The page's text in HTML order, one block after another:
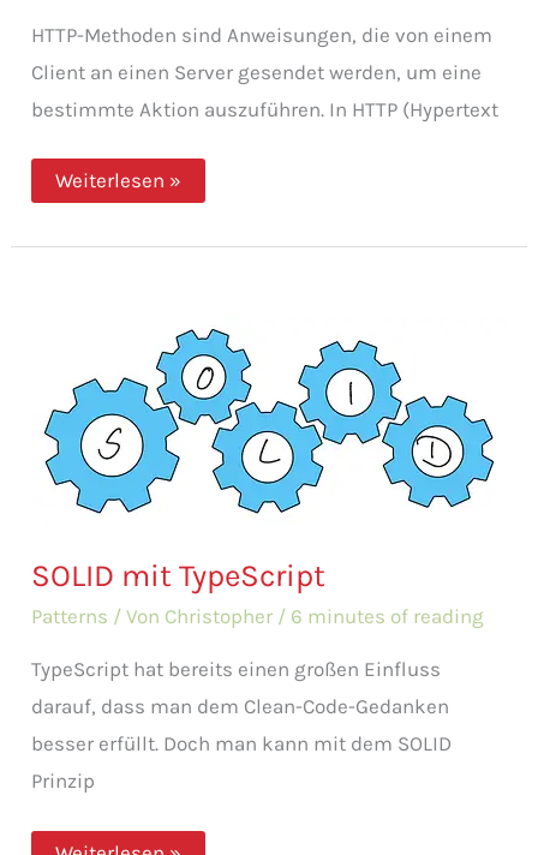
HTTP-Methoden sind Anweisungen, die von einem
Client an einen Server gesendet werden, um eine
bestimmte Aktion auszuführen. In HTTP (Hypertext
HTTP
Methoden
Weiterlesen »
SOLID mit TypeScript
Patterns / Von Christopher / 6 minutes of reading
TypeScript hat bereits einen großen Einfluss
darauf, dass man dem Clean-Code-Gedanken
besser erfüllt. Doch man kann mit dem SOLID
Prinzip